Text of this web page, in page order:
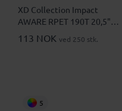
XD Collection Impact
AWARE RPET 190T 20,5"
Mini Sammenleggbar Paraply
113 NOK ved 250 stk.
5